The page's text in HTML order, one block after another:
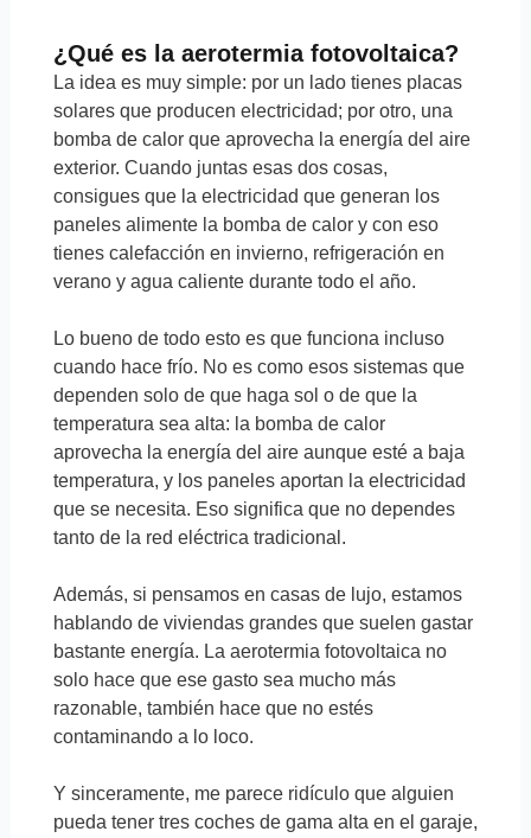
¿Qué es la aerotermia fotovoltaica?
La idea es muy simple: por un lado tienes placas
solares que producen electricidad; por otro, una
bomba de calor que aprovecha la energía del aire
exterior. Cuando juntas esas dos cosas,
consigues que la electricidad que generan los
paneles alimente la bomba de calor y con eso
tienes calefacción en invierno, refrigeración en
verano y agua caliente durante todo el año.
Lo bueno de todo esto es que funciona incluso
cuando hace frío. No es como esos sistemas que
dependen solo de que haga sol o de que la
temperatura sea alta: la bomba de calor
aprovecha la energía del aire aunque esté a baja
temperatura, y los paneles aportan la electricidad
que se necesita. Eso significa que no dependes
tanto de la red eléctrica tradicional.
Además, si pensamos en casas de lujo, estamos
hablando de viviendas grandes que suelen gastar
bastante energía. La aerotermia fotovoltaica no
solo hace que ese gasto sea mucho más
razonable, también hace que no estés
contaminando a lo loco.
Y sinceramente, me parece ridículo que alguien
pueda tener tres coches de gama alta en el garaje,